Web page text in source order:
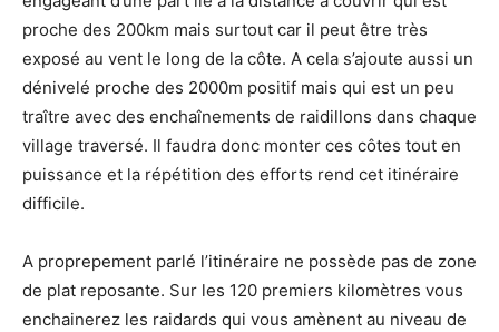
proche des 200km mais surtout car il peut être très
exposé au vent le long de la côte. A cela s’ajoute aussi un
dénivelé proche des 2000m positif mais qui est un peu
traître avec des enchaînements de raidillons dans chaque
village traversé. Il faudra donc monter ces côtes tout en
puissance et la répétition des efforts rend cet itinéraire
difficile.
A proprepement parlé l’itinéraire ne possède pas de zone
de plat reposante. Sur les 120 premiers kilomètres vous
enchainerez les raidards qui vous amènent au niveau de